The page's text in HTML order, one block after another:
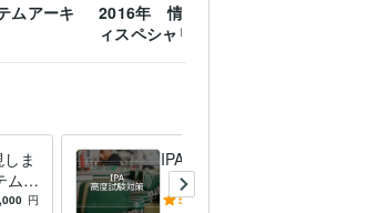
ムアーキ
2016年 情報セキュリテ
ィスペシャリスト
ま
ム企
ム開
円
IPA試験の解説・論文添削
『解き方』教えます IPA高度
資格取得者による試験の解
5.0